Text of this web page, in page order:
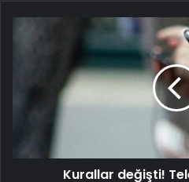
Kurallar değişti!